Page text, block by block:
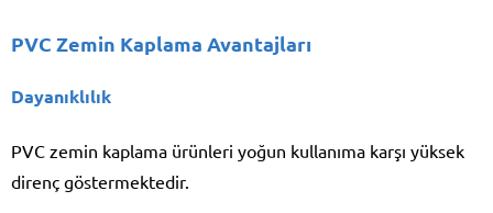
PVC Zemin Kaplama Avantajları
Dayanıklılık
PVC zemin kaplama ürünleri yoğun kullanıma karşı yüksek
direnç göstermektedir.